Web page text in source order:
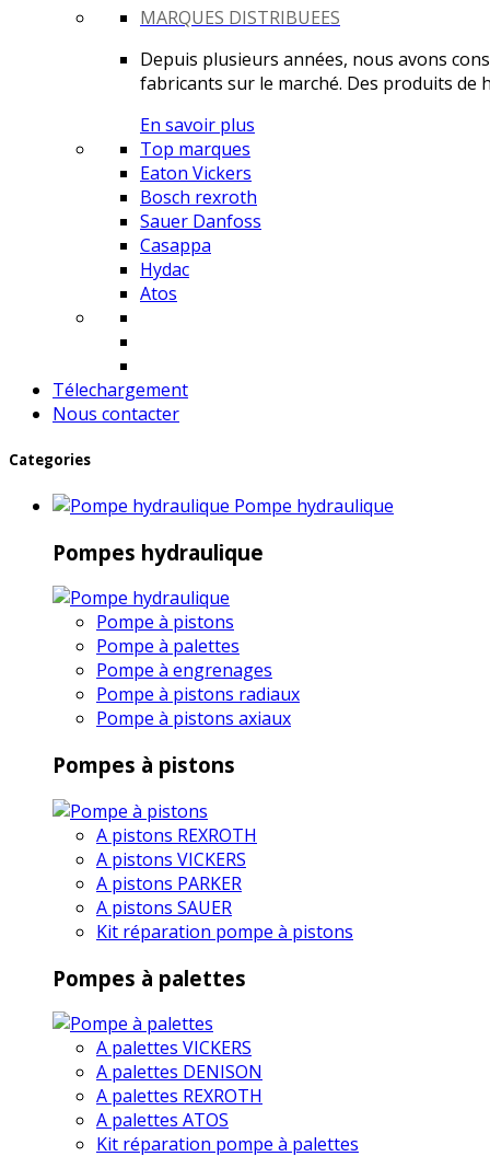
MARQUES DISTRIBUEES
Depuis plusieurs années, nous avons
fabricants sur le marché. Des produits de
En savoir plus
Top marques
Eaton Vickers
Bosch rexroth
Sauer Danfoss
Casappa
Hydac
Atos
Télechargement
Nous contacter
Categories
Pompe hydraulique
Pompes hydraulique
Pompe à pistons
Pompe à palettes
Pompe à engrenages
Pompe à pistons radiaux
Pompe à pistons axiaux
Pompes à pistons
A pistons REXROTH
A pistons VICKERS
A pistons PARKER
A pistons SAUER
Kit réparation pompe à pistons
Pompes à palettes
A palettes VICKERS
A palettes DENISON
A palettes REXROTH
A palettes ATOS
Kit réparation pompe à palettes